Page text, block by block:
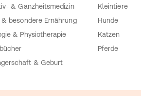
& Ganzheitsmedizin
besondere Ernährung
& Physiotherapie
& Geburt
Kleintiere
Hunde
Katzen
Pferde